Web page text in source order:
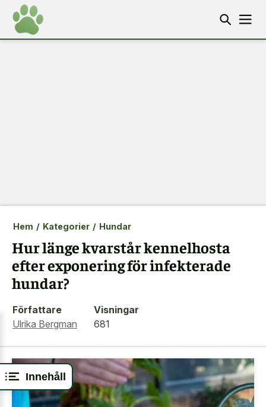
Innehåll
Hem / Kategorier / Hundar
Hur länge kvarstår kennelhosta
efter exponering för infekterade
hundar?
Författare
Ulrika Bergman
Visningar
681